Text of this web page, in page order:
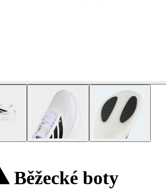
Běžecké boty